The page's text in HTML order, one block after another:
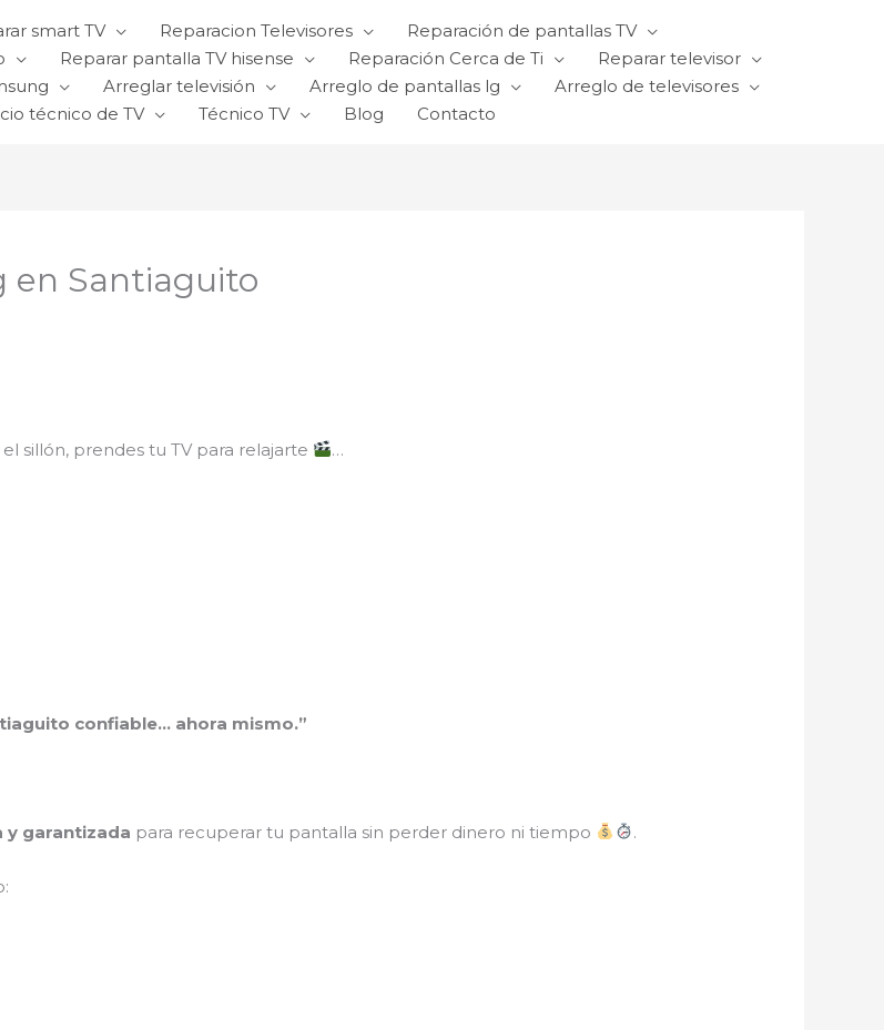
smart TV Reparacion Televisores
Reparación de pantallas TV
Reparar pantalla TV hisense Reparación Cerca de Ti
Reparar televisor
Arreglar televisión Arreglo de pantallas lg
Arreglo de televisores
técnico de TV Técnico TV Blog Contacto
en Santiaguito
sillón, prendes tu TV para relajarte
…
confiable… ahora mismo.”
y garantizada para recuperar tu pantalla sin perder dinero ni tiempo .